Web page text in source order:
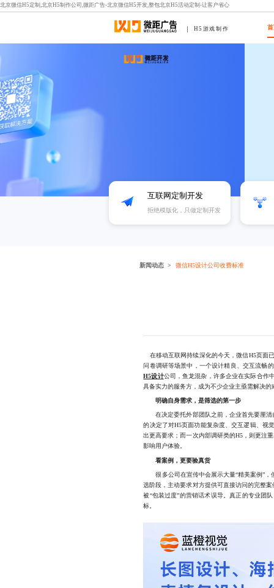
北京微信H5定制,北京H5制作公司,微距广告-北京微信H5开发,整包北京H5活动定制-让客户省心
H5游戏制作
互联网定制开发
拒绝模版化，只做定制开发
新闻动态 微信H5设计公司收费标准
在移动互联网持续深化的今天，微信H5页面
问卷调研等场景中，一个设计精良、交互流畅
H5设计公司，鱼龙混杂，许多企业在实际合作
具备实力的服务方，成为不少企业主亟需解决的
明确自身需求，是筛选的第一步
在决定委托外部团队之前，企业首先要厘清
的决定了对H5页面功能复杂度、交互逻辑、视
出更高要求；而一次内部调研类的H5，则更注
影响用户体验。
看案例，更要验真货
很多公司在宣传中会展示大量“精美案例”，
选阶段，主动要求对方提供可直接访问的完整
被“包装过度”的营销话术误导。真正的专业团
标。